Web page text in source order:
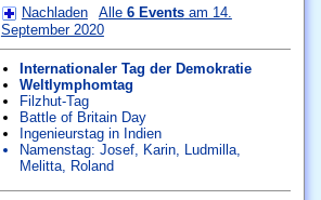
Nachladen
Alle 6 Eventsam 14.
September 2020
Internationaler Tag der Demokratie
Weltlymphomtag
Filzhut-Tag
Battle of Britain Day
Ingenieurstag in Indien
Namenstag: Josef, Karin, Ludmilla,
Melitta, Roland